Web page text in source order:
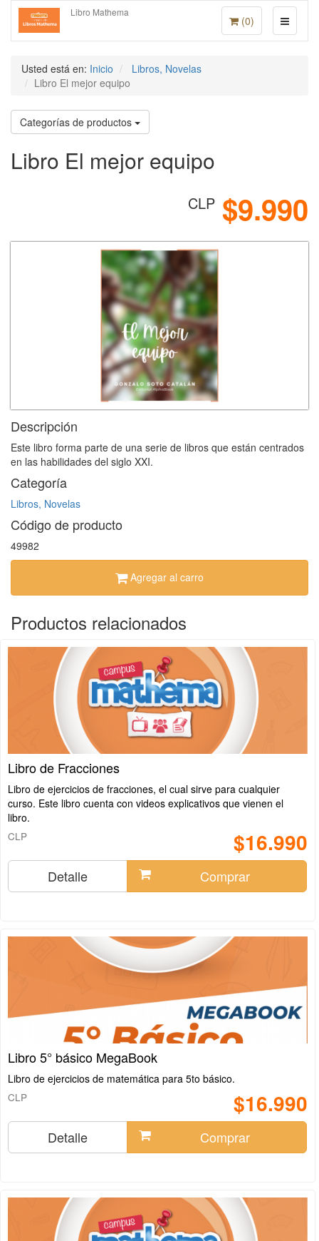
(0)
Libro Mathema
Usted está en: Inicio
Libros, Novelas
Libro El mejor equipo
Categorías de productos
Libro El mejor equipo
$9.990
CLP
Descripción
Este libro forma parte de una serie de libros que están centrados
en las habilidades del siglo XXI.
Categoría
Libros, Novelas
Código de producto
49982
Agregar al carro
Productos relacionados
Libro de Fracciones
Libro de ejercicios de fracciones, el cual sirve para cualquier
curso. Este libro cuenta con videos explicativos que vienen el
libro.
$16.990
CLP
Detalle Comprar
Libro 5° básico MegaBook
Libro de ejercicios de matemática para 5to básico.
$16.990
CLP
Detalle Comprar